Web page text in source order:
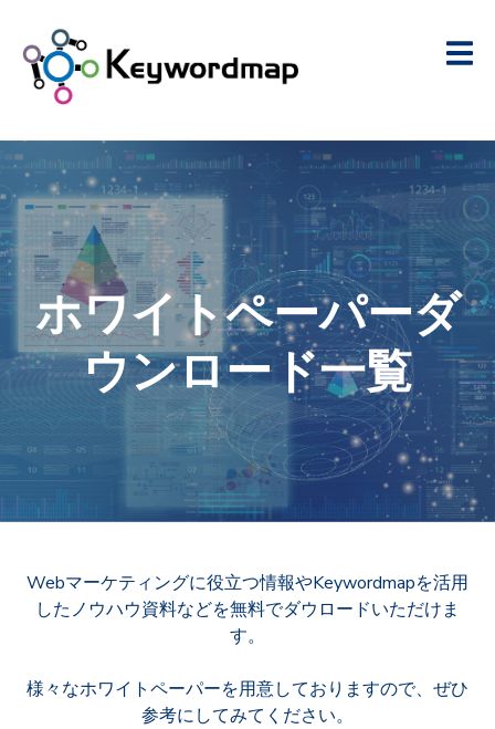
ホワイトペーパーダ
ウンロード一覧
Webマーケティングに役立つ情報やKeywordmapを活用
したノウハウ資料などを無料でダウロードいただけま
す。
様々なホワイトペーパーを用意しておりますので、ぜひ
参考にしてみてください。